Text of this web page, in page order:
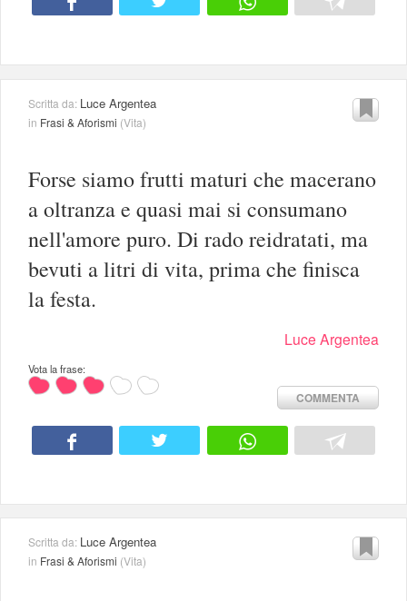
Scritta da: Luce Argentea
in Frasi & Aforismi (Vita)
Forse siamo frutti maturi che macerano
a oltranza e quasi mai si consumano
nell'amore puro. Di rado reidratati, ma
bevuti a litri di vita, prima che finisca
la festa.
Luce Argentea
Vota la frase:
COMMENTA
Scritta da: Luce Argentea
in Frasi & Aforismi (Vita)